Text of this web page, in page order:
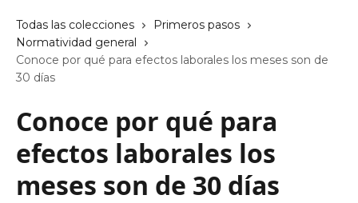
Todas las colecciones
Primeros pasos
Normatividad general
Conoce por qué para efectos laborales los meses son de
30 días
Conoce por qué para
efectos laborales los
meses son de 30 días